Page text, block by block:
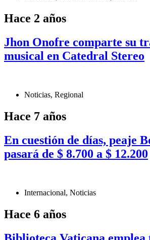
Hace 2 años
Jhon Onofre comparte su
musical en Catedral Stereo
Noticias, Regional
Hace 7 años
En cuestión de días, peaje
pasará de $ 8.700 a $ 12.200
Internacional, Noticias
Hace 6 años